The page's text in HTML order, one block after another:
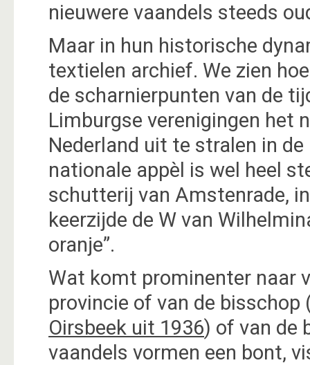
nieuwere vaandels steeds
Maar in hun historische
textielen archief. We zien
de scharnierpunten van de
Limburgse verenigingen het
Nederland uit te stralen in
nationale appèl is wel heel
schutterij van Amstenrade,
keerzijde de W van
oranje”.
Wat komt prominenter naar
provincie of van de bisschop
Oirsbeek uit 1936) of van de
vaandels vormen een bont,